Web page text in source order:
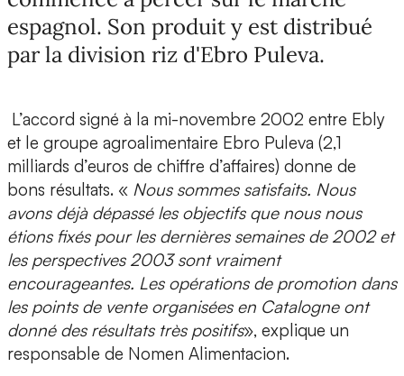
espagnol. Son produit y est distribué
par la division riz d'Ebro Puleva.
L’accord signé à la mi-novembre 2002 entre Ebly
et le groupe agroalimentaire Ebro Puleva (2,1
milliards d’euros de chiffre d’affaires) donne de
bons résultats. « Nous sommes satisfaits. Nous
avons déjà dépassé les objectifs que nous nous
étions fixés pour les dernières semaines de 2002 et
les perspectives 2003 sont vraiment
encourageantes. Les opérations de promotion dans
les points de vente organisées en Catalogne ont
donné des résultats très positifs», explique un
responsable de Nomen Alimentacion.